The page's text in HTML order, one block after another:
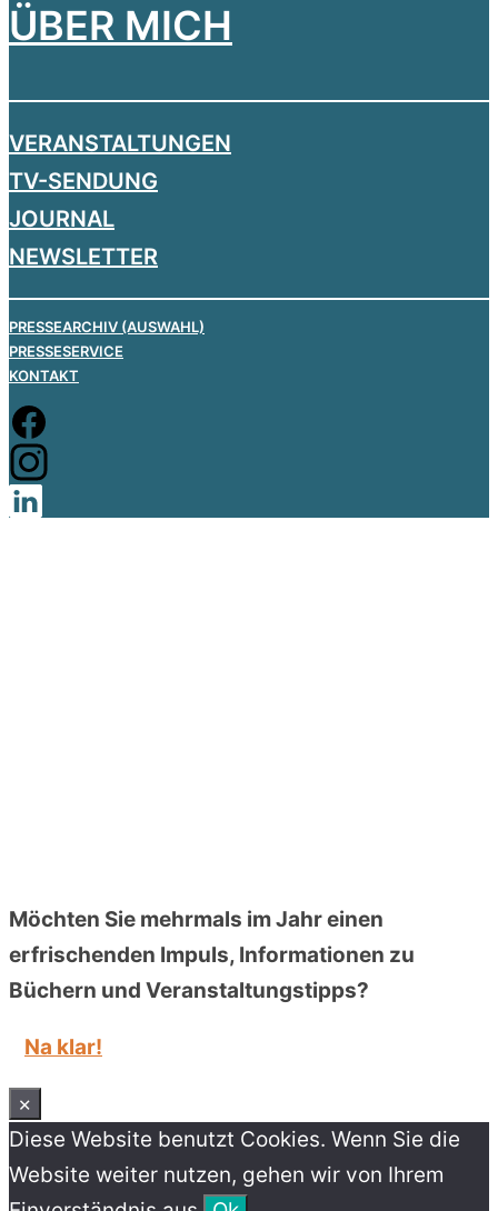
ÜBER MICH
VERANSTALTUNGEN
TV-SENDUNG
JOURNAL
NEWSLETTER
PRESSEARCHIV (AUSWAHL)
PRESSESERVICE
KONTAKT
Möchten Sie mehrmals im Jahr einen
erfrischenden Impuls, Informationen zu
Büchern und Veranstaltungstipps?
Na klar!
×
Diese Website benutzt Cookies. Wenn Sie die
Website weiter nutzen, gehen wir von Ihrem